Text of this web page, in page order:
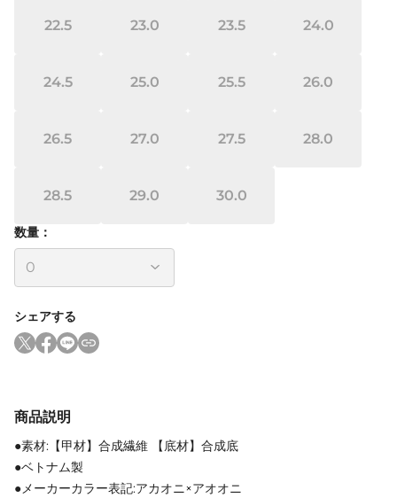
22.5 23.0 23.5 24.0
24.5 25.0 25.5 26.0
26.5 27.0 27.5 28.0
28.5 29.0 30.0
数量：
シェアする
商品説明
●素材:【甲材】合成繊維 【底材】合成底
●ベトナム製
●メーカーカラー表記:アカオニ×アオオニ